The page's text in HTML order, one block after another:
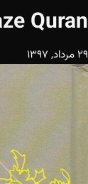
Quran
29 مرداد, 1397